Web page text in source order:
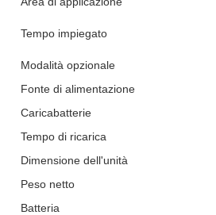
Tempo impiegato
Modalità opzionale
Fonte di alimentazione
Caricabatterie
Tempo di ricarica
Dimensione dell'unità
Peso netto
Batteria